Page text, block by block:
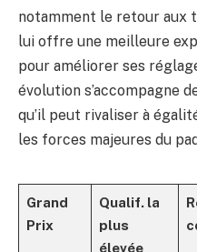
notamment le retour aux
lui offre une meilleure
pour améliorer ses
évolution s’accompagne
qu’il peut rivaliser à
les forces majeures du
Grand
Prix
Qualif. la
plus
élevée